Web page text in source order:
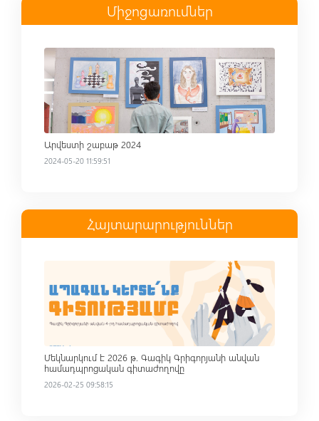
Միջոցառումներ
Read more
Արվեստի շաբաթ 2024
2024-05-20 11:59:51
Հայտարարություններ
Մեկնարկում է 2026 թ. Գագիկ Գրիգորյանի անվան
համադպրոցական գիտաժողովը
2026-02-25 09:58:15